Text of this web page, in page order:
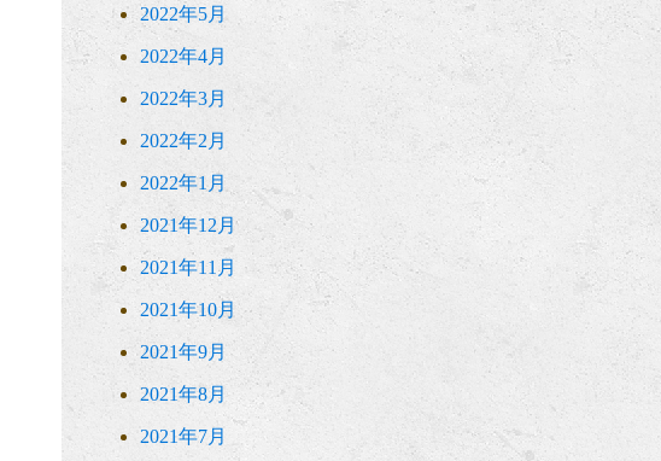
2022年5月
2022年4月
2022年3月
2022年2月
2022年1月
2021年12月
2021年11月
2021年10月
2021年9月
2021年8月
2021年7月